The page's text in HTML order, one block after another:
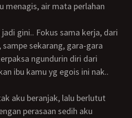
menagis, air mata perlahan
sekarang, gara-gara
ngundurin diri dari
ibu kamu yg egois ini nak..
perasaan sedih aku